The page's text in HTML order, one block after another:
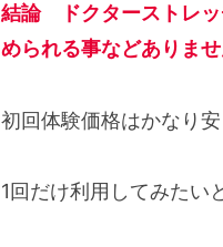
結論 ドクターストレッ
められる事などありませ
初回体験価格はかなり
1回だけ利用してみたい